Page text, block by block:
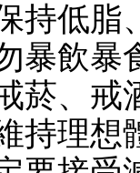
持低脂
暴飲暴
菸、戒
持理想